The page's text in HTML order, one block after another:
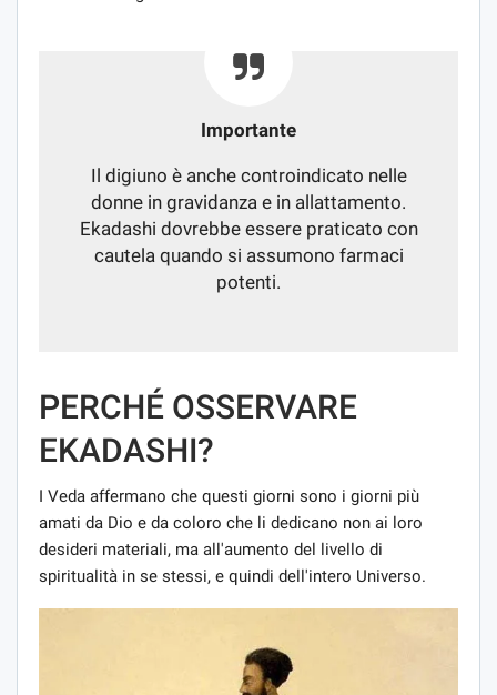
Importante
Il digiuno è anche controindicato nelle
donne in gravidanza e in allattamento.
Ekadashi dovrebbe essere praticato con
cautela quando si assumono farmaci
potenti.
PERCHÉ OSSERVARE
EKADASHI?
I Veda affermano che questi giorni sono i giorni più
amati da Dio e da coloro che li dedicano non ai loro
desideri materiali, ma all'aumento del livello di
spiritualità in se stessi, e quindi dell'intero Universo.